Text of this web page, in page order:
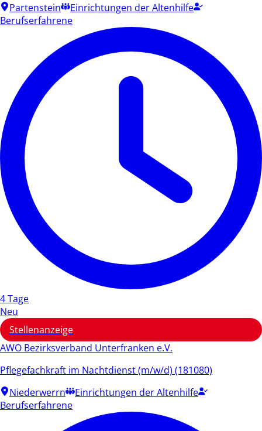
Partenstein
Einrichtungen der Altenhilfe
Berufserfahrene
4 Tage
Neu
Stellenanzeige
AWO Bezirksverband Unterfranken e.V.
Pflegefachkraft im Nachtdienst (m/w/d) (181080)
Niederwerrn
Einrichtungen der Altenhilfe
Berufserfahrene